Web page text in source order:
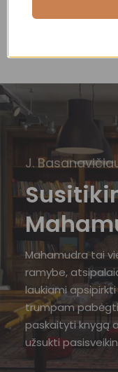
75,00€
J.
Mahamudra tai
ramybe,
laukiami
trumpam
paskaityti knygą
užsukti